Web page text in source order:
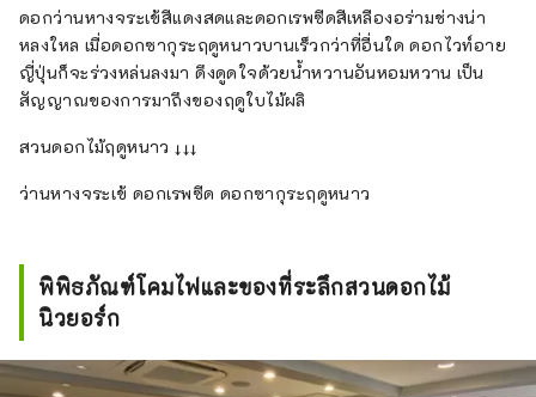
ดอกว่านหางจระเข้สีแดงสดและดอกเรพซีดสีเหลืองอร่ามช่างน่า
หลงใหล เมื่อดอกซากุระฤดูหนาวบานเร็วกว่าที่อื่นใด ดอกไวท์อาย
ญี่ปุ่นก็จะร่วงหล่นลงมา ดึงดูดใจด้วยน้ำหวานอันหอมหวาน เป็น
สัญญาณของการมาถึงของฤดูใบไม้ผลิ
สวนดอกไม้ฤดูหนาว ↓↓↓
ว่านหางจระเข้ ดอกเรพซีด ดอกซากุระฤดูหนาว
พิพิธภัณฑ์โคมไฟและของที่ระลึกสวนดอกไม้
นิวยอร์ก